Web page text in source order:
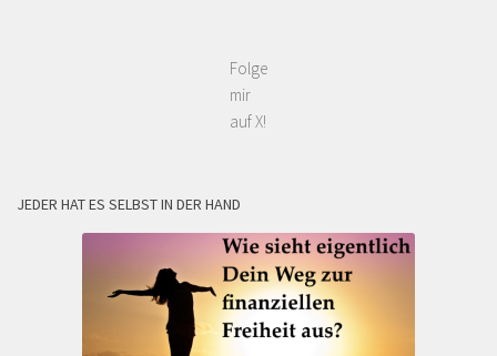
Folge
mir
auf X!
JEDER HAT ES SELBST IN DER HAND